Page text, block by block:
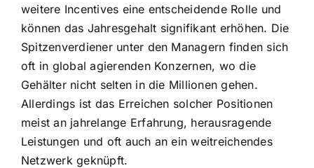
weitere Incentives eine entscheidende Rolle und
können das Jahresgehalt signifikant erhöhen. Die
Spitzenverdiener unter den Managern finden sich
oft in global agierenden Konzernen, wo die
Gehälter nicht selten in die Millionen gehen.
Allerdings ist das Erreichen solcher Positionen
meist an jahrelange Erfahrung, herausragende
Leistungen und oft auch an ein weitreichendes
Netzwerk geknüpft.